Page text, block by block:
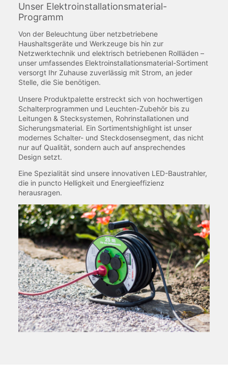
Unser Elektroinstallationsmaterial-
Programm
Von der Beleuchtung über netzbetriebene
Haushaltsgeräte und Werkzeuge bis hin zur
Netzwerktechnik und elektrisch betriebenen Rollläden –
unser umfassendes Elektroinstallationsmaterial-Sortiment
versorgt Ihr Zuhause zuverlässig mit Strom, an jeder
Stelle, die Sie benötigen.
Unsere Produktpalette erstreckt sich von hochwertigen
Schalterprogrammen und Leuchten-Zubehör bis zu
Leitungen & Stecksystemen, Rohrinstallationen und
Sicherungsmaterial. Ein Sortimentshighlight ist unser
modernes Schalter- und Steckdosensegment, das nicht
nur auf Qualität, sondern auch auf ansprechendes
Design setzt.
Eine Spezialität sind unsere innovativen LED-Baustrahler,
die in puncto Helligkeit und Energieeffizienz
herausragen.